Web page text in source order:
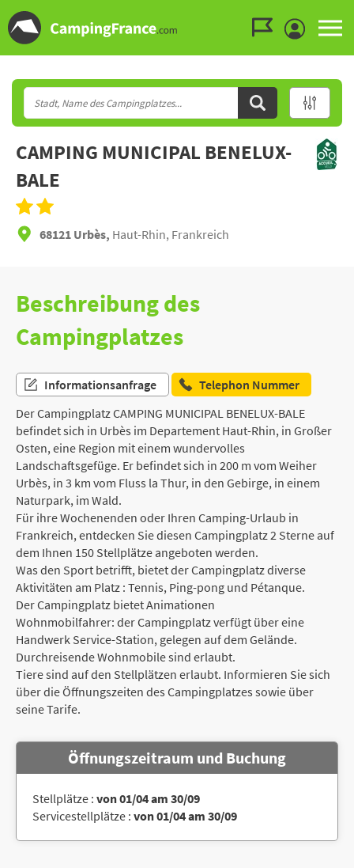
CAMPING MUNICIPAL BENELUX-
BALE
68121 Urbès, Haut-Rhin, Frankreich
Beschreibung des
Campingplatzes
Informationsanfrage
Telephon Nummer
Der Campingplatz CAMPING MUNICIPAL BENELUX-BALE
befindet sich in Urbès im Departement Haut-Rhin, in Großer
Osten, eine Region mit einem wundervolles
Landschaftsgefüge. Er befindet sich in 200 m vom Weiher
Urbès, in 3 km vom Fluss la Thur, in den Gebirge, in einem
Naturpark, im Wald.
Für ihre Wochenenden oder Ihren Camping-Urlaub in
Frankreich, entdecken Sie diesen Campingplatz 2 Sterne auf
dem Ihnen 150 Stellplätze angeboten werden.
Was den Sport betrifft, bietet der Campingplatz diverse
Aktivitäten am Platz : Tennis, Ping-pong und Pétanque.
Der Campingplatz bietet Animationen
Wohnmobilfahrer: der Campingplatz verfügt über eine
Handwerk Service-Station, gelegen auf dem Gelände.
Durchreisende Wohnmobile sind erlaubt.
Tiere sind auf den Stellplätzen erlaubt. Informieren Sie sich
über die Öffnungszeiten des Campingplatzes sowie über
seine Tarife.
Öffnungszeitraum und Buchung
Stellplätze : von 01/04 am 30/09
Servicestellplätze : von 01/04 am 30/09